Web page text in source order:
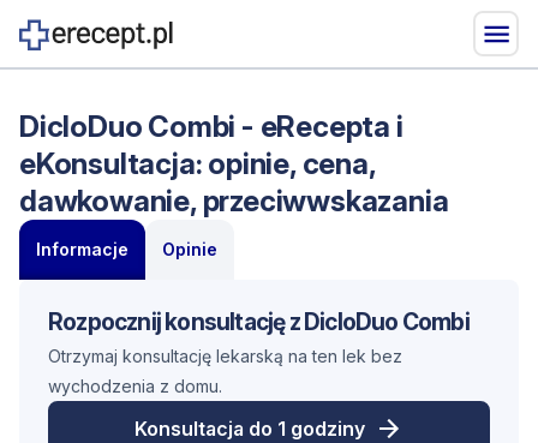
DicloDuo Combi - eRecepta i
eKonsultacja: opinie, cena,
dawkowanie, przeciwwskazania
Informacje Opinie
Rozpocznij konsultację z DicloDuo Combi
Otrzymaj konsultację lekarską na ten lek bez
wychodzenia z domu.
Konsultacja do 1 godziny